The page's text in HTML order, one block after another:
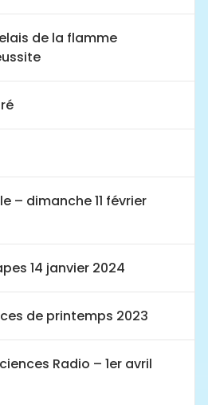
de la flamme
– dimanche 11 février
14 janvier 2024
de printemps 2023
Radio – 1er avril